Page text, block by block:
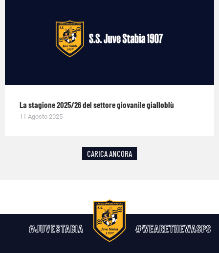
La stagione 2025/26 del settore giovanile gialloblù
11 Agosto 2025
CARICA ANCORA
#JUVESTABIA #WEARETHEWASPS